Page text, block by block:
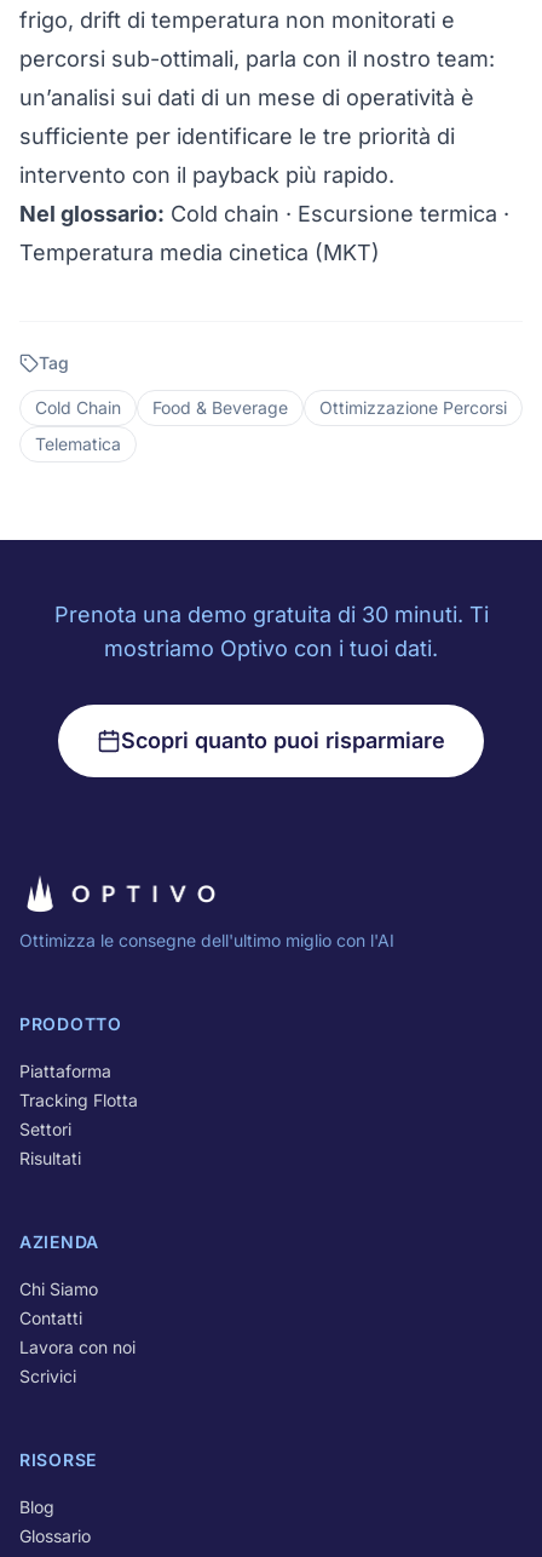
frigo, drift di temperatura non monitorati e
percorsi sub-ottimali, parla con il nostro team:
un’analisi sui dati di un mese di operatività è
sufficiente per identificare le tre priorità di
intervento con il payback più rapido.
Nel glossario: Cold chain · Escursione termica ·
Temperatura media cinetica (MKT)
Tag
Cold Chain Food & Beverage
Ottimizzazione Percorsi
Telematica
Prenota una demo gratuita di 30 minuti. Ti
mostriamo Optivo con i tuoi dati.
Scopri quanto puoi risparmiare
Ottimizza le consegne dell'ultimo miglio con l'AI
PRODOTTO
Piattaforma
Tracking Flotta
Settori
Risultati
AZIENDA
Chi Siamo
Contatti
Lavora con noi
Scrivici
RISORSE
Blog
Glossario